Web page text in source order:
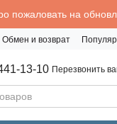
пожаловать на
Обмен и возврат
13-10 Перезвонить